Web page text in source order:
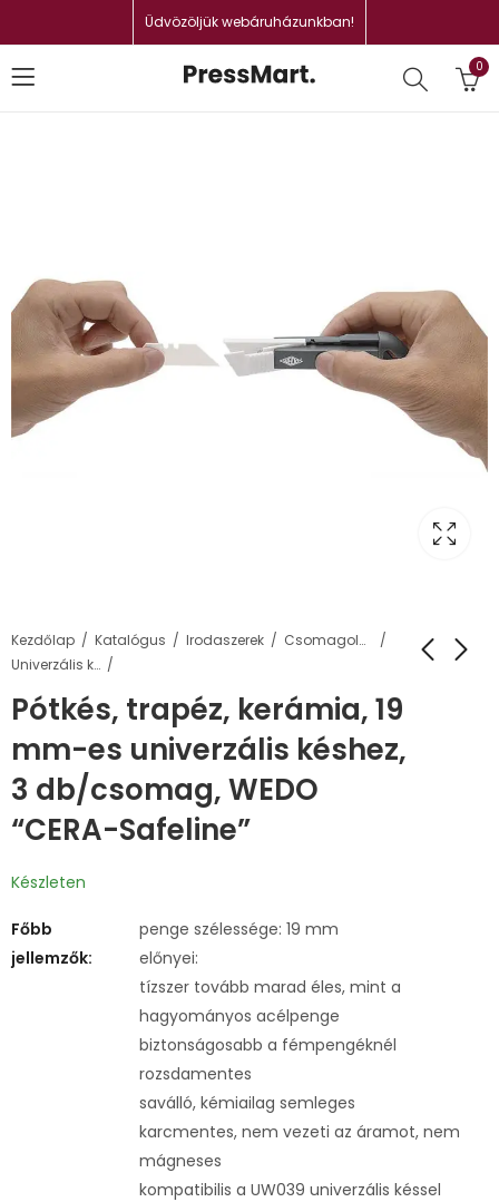
Üdvözöljük webáruházunkban!
0
Kezdőlap Katalógus Irodaszerek
Csomagolás, tárolás
Univerzális kések
Pótkés, trapéz, kerámia, 19
mm-es univerzális késhez,
3 db/csomag, WEDO
“CERA-Safeline”
Készleten
Főbb
jellemzők:
penge szélessége: 19 mm
előnyei:
tízszer tovább marad éles, mint a
hagyományos acélpenge
biztonságosabb a fémpengéknél
rozsdamentes
saválló, kémiailag semleges
karcmentes, nem vezeti az áramot, nem
mágneses
kompatibilis a UW039 univerzális késsel